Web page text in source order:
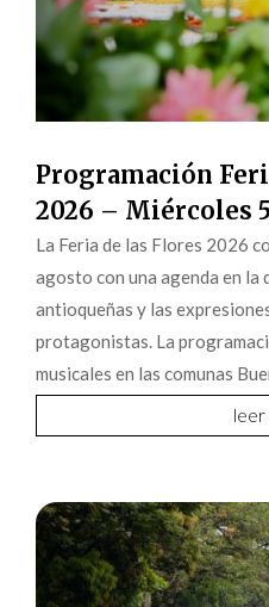
Programación
2026 – Miércoles
La Feria de las Flores 2026
agosto con una agenda en la
antioqueñas y las
protagonistas. La
musicales en las comunas
leer